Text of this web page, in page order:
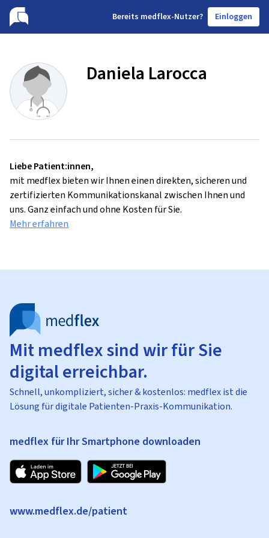
Bereits medflex-Nutzer? Einloggen
Daniela Larocca
Liebe Patient:innen,
mit medflex bieten wir Ihnen einen direkten, sicheren und
zertifizierten Kommunikationskanal zwischen Ihnen und
uns. Ganz einfach und ohne Kosten für Sie.
Mehr erfahren
Mit medflex sind wir für Sie
digital erreichbar.
Schnell, unkompliziert, sicher & kostenlos: medflex ist die
Lösung für digitale Patienten-Praxis-Kommunikation.
medflex für Ihr Smartphone downloaden
www.medflex.de/patient